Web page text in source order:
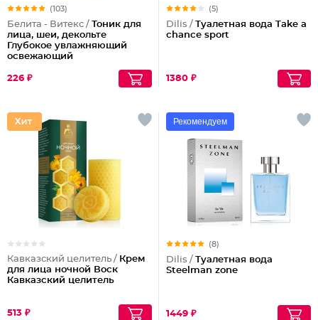
(103)
Белита - Витекс / Тоник для
лица, шеи, декольте
Глубокое увлажняющий
освежающий
226 ₽
(5)
Dilis / Туалетная вода Take a
chance sport
1380 ₽
Кавказский целитель / Крем
для лица ночной Воск
Кавказский целитель
513 ₽
Рекомендуем
(8)
Dilis / Туалетная вода
Steelman zone
1449 ₽